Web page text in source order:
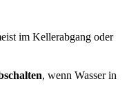
im Kellerabgang oder
, wenn Wasser in